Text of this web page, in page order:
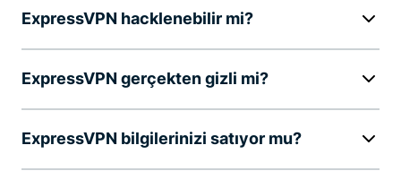
ExpressVPN hacklenebilir mi?
ExpressVPN gerçekten gizli mi?
ExpressVPN bilgilerinizi satıyor mu?